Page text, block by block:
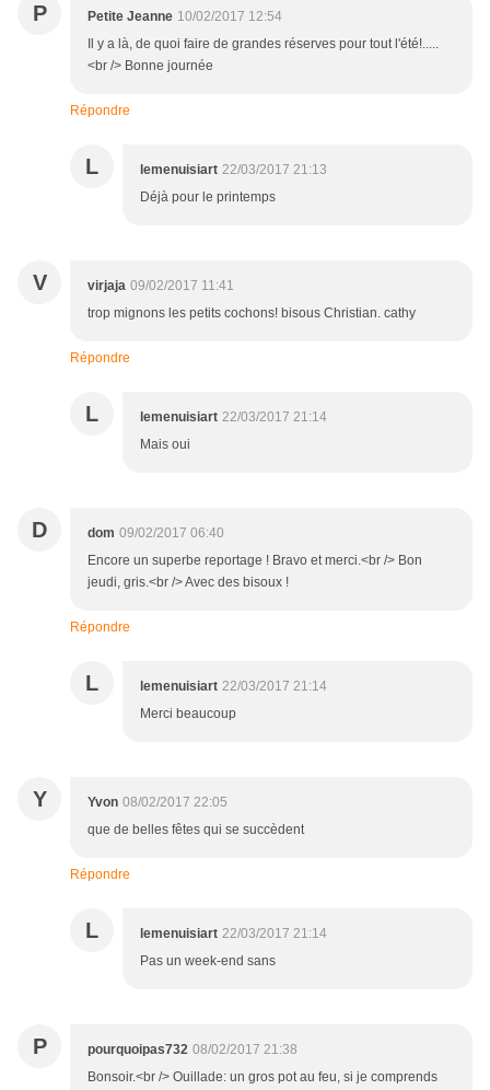
P Petite Jeanne 10/02/2017 12:54
Il y a là, de quoi faire de grandes réserves pour tout l'été!.....
<br /> Bonne journée
Répondre
L lemenuisiart 22/03/2017 21:13
Déjà pour le printemps
V virjaja 09/02/2017 11:41
trop mignons les petits cochons! bisous Christian. cathy
Répondre
L lemenuisiart 22/03/2017 21:14
Mais oui
D dom 09/02/2017 06:40
Encore un superbe reportage ! Bravo et merci.<br /> Bon
jeudi, gris.<br /> Avec des bisoux !
Répondre
L lemenuisiart 22/03/2017 21:14
Merci beaucoup
Y Yvon 08/02/2017 22:05
que de belles fêtes qui se succèdent
Répondre
L lemenuisiart 22/03/2017 21:14
Pas un week-end sans
P pourquoipas732 08/02/2017 21:38
Bonsoir.<br /> Ouillade: un gros pot au feu, si je comprends